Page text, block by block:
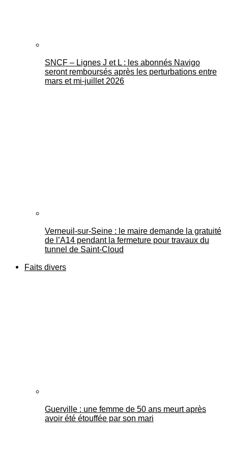
SNCF – Lignes J et L : les abonnés Navigo
seront remboursés après les perturbations entre
mars et mi-juillet 2026
Verneuil-sur-Seine : le maire demande la gratuité
de l’A14 pendant la fermeture pour travaux du
tunnel de Saint-Cloud
Faits divers
Guerville : une femme de 50 ans meurt après
avoir été étouffée par son mari